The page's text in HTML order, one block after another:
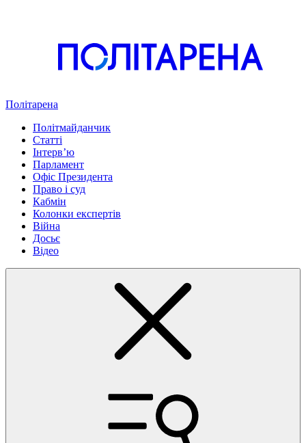
Політарена
Політмайданчик
Статті
Інтервʼю
Парламент
Офіс Президента
Право і суд
Кабмін
Колонки експертів
Війна
Досьє
Відео